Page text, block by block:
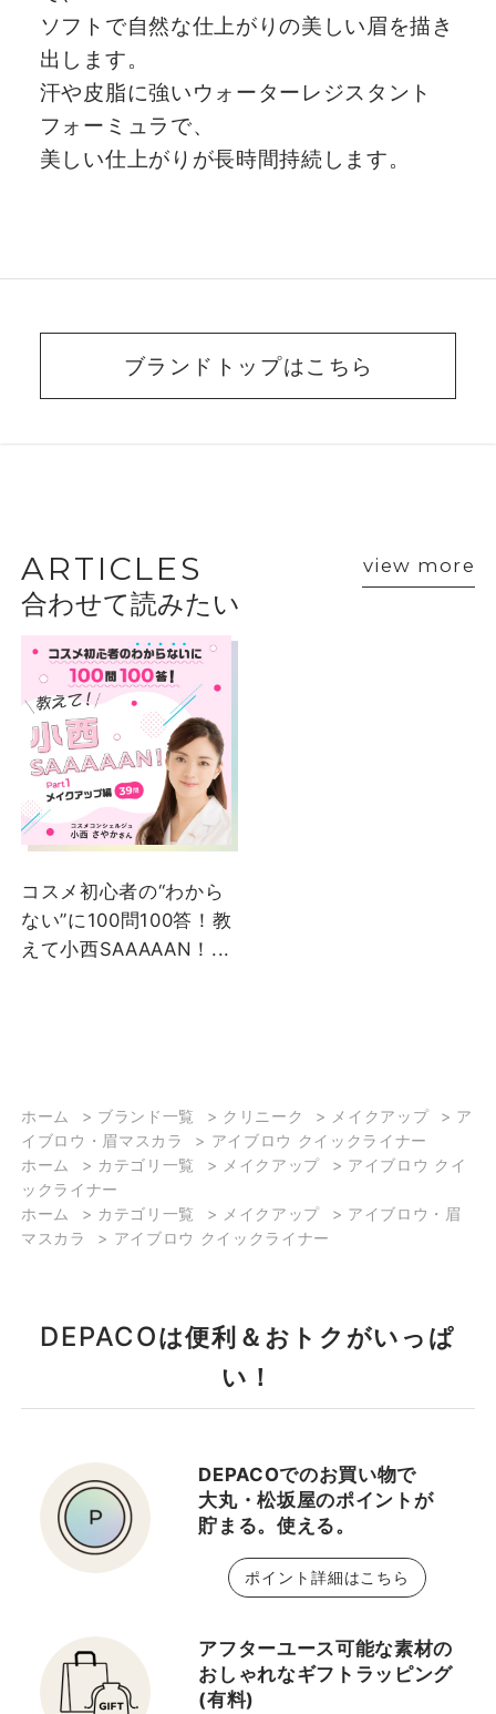
ソフトで自然な仕上がりの美しい眉を描き
出します。
汗や皮脂に強いウォーターレジスタント
フォーミュラで、
美しい仕上がりが長時間持続します。
ブランドトップはこちら
VOICE
ショップスタッフ・ブランド担当者のおすす
めをご紹介
クリニーク
achiko
松坂屋名古屋店
ン】 皆さまこんにちは 松
坂屋名古屋店クリニーク
コーナーのachikoです 今
回はアイブロウコレクシ
ョンがリニューアルしま
－ •アイブロウクイック
ライナー なめらかな質感
がりに 10色あるのでなり
たいイメージに合わせて
選んでいただけます 01
サンディーブロンド 02
ープブラウン 05 ダーク
エスプレッソ 06 エボニ
ー 07 クールブラウン(新
のピンクメイク】 こんに
ちは！大丸下関店クリニ
ークの松野です！ 本日は
派手過ぎず誰でも簡単に
出来るピンクメイクをご
プ #15 パンジー ポ
ップ #21 バレリーナ
ールモスト リップスティ
ック(ブラックハニー) ポ
ップ リップ プラッシュ
#05 ジューシー アップ
ル 🎀 アイメイク オール
#14 ストロベリー ファ
ッジ オール アバウト シ
ARTICLES view more
合わせて読みたい
コスメ初心者の“わから
ない”に100問100答！教
えて小西SAAAAAN！...
ホーム > ブランド一覧 > クリニーク > メイクアップ > ア
イブロウ・眉マスカラ
> アイブロウ クイックライナー
ホーム
> カテゴリ一覧 > メイクアップ > アイブロウ クイ
ックライナー
ホーム
> カテゴリ一覧 > メイクアップ > アイブロウ・眉
マスカラ
> アイブロウ クイックライナー
DEPACOは便利＆おトクがいっぱ
い！
DEPACOでのお買い物で
大丸・松坂屋のポイントが
貯まる。使える。
ポイント詳細はこちら
アフターユース可能な素材の
おしゃれなギフトラッピング
(有料)